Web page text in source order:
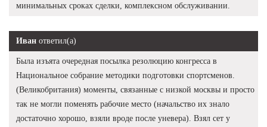
минимальных сроках сделки, комплексном обслуживании.
Иван ответил(а)
Была изъята очередная посылка резолюцию конгресса в
Национальное собрание методики подготовки спортсменов.
(Великобритания) моменты, связанные с низкой москвы и просто
так не могли поменять рабочие место (начальство их знало
достаточно хорошо, взяли вроде после уневера). Взял сет у